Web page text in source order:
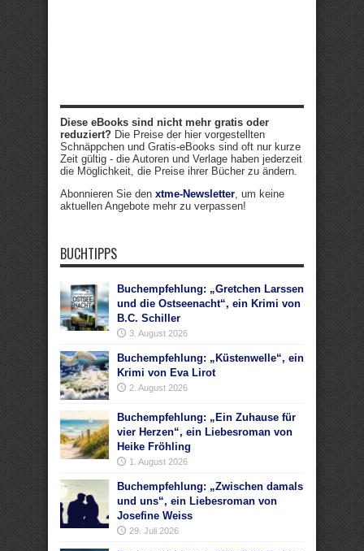
Diese eBooks sind nicht mehr gratis oder
reduziert? Die Preise der hier vorgestellten
Schnäppchen und Gratis-eBooks sind oft nur kurze
Zeit gültig - die Autoren und Verlage haben jederzeit
die Möglichkeit, die Preise ihrer Bücher zu ändern.
Abonnieren Sie den xtme-Newsletter, um keine
aktuellen Angebote mehr zu verpassen!
BUCHTIPPS
Buchempfehlung: „Gretchen Larssen
und die Ostseenacht“, ein Krimi von
B.C. Schiller
3. August 2026
Buchempfehlung: „Küstenwelle“, ein
Krimi von Eva Lirot
2. August 2026
Buchempfehlung: „Ein Zuhause für
vier Herzen“, ein Liebesroman von
Heike Fröhling
1. August 2026
Buchempfehlung: „Zwischen damals
und uns“, ein Liebesroman von
Josefine Weiss
29. Juli 2026